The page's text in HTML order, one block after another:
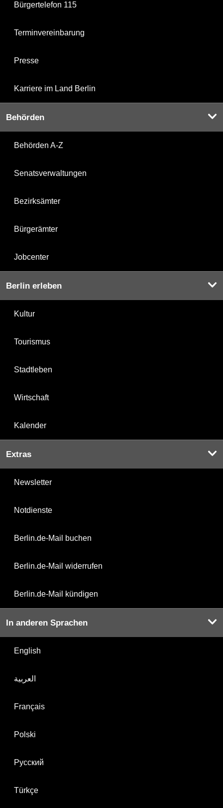
Bürgertelefon 115
Terminvereinbarung
Presse
Karriere im Land Berlin
Behörden
Behörden A-Z
Senatsverwaltungen
Bezirksämter
Bürgerämter
Jobcenter
Berlin erleben
Kultur
Tourismus
Stadtleben
Wirtschaft
Kalender
Extras
Newsletter
Notdienste
Berlin.de-Mail buchen
Berlin.de-Mail widerrufen
Berlin.de-Mail kündigen
In anderen Sprachen
English
العربية
Français
Polski
Русский
Türkçe